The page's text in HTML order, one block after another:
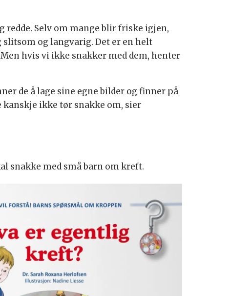
Selv om mange blir friske igjen,
og langvarig. Det er en helt
hvis vi ikke snakker med dem, henter
de å lage sine egne bilder og finner på
kanskje ikke tør snakke om, sier
snakke med små barn om kreft.